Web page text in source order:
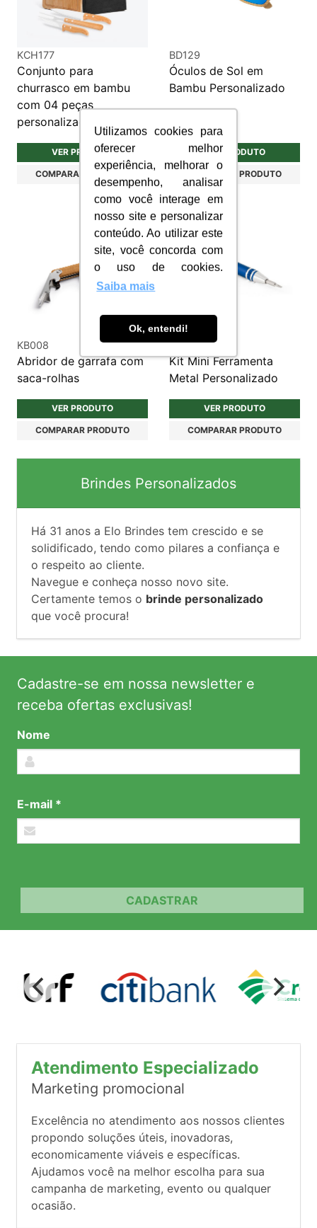
Utilizamos cookies para
oferecer melhor
experiência, melhorar o
desempenho, analisar
como você interage em
nosso site e personalizar
conteúdo. Ao utilizar este
site, você concorda com
o uso de cookies.
Saiba mais
Ok, entendi!
KCH177
Conjunto para
churrasco em bambu
com 04 peças
personalizado
VER PRODUTO
COMPARAR PRODUTO
BD129
Óculos de Sol em
Bambu Personalizado
VER PRODUTO
COMPARAR PRODUTO
KB008
Abridor de garrafa com
saca-rolhas
VER PRODUTO
COMPARAR PRODUTO
FR049
Kit Mini Ferramenta
Metal Personalizado
VER PRODUTO
COMPARAR PRODUTO
Brindes Personalizados
Há 31 anos a Elo Brindes tem crescido e se
solidificado, tendo como pilares a confiança e
o respeito ao cliente.
Navegue e conheça nosso novo site.
Certamente temos o brinde personalizado
que você procura!
Cadastre-se em nossa newsletter e
receba ofertas exclusivas!
Nome
E-mail *
CADASTRAR
Atendimento Especializado
Marketing promocional
Excelência no atendimento aos nossos clientes
propondo soluções úteis, inovadoras,
economicamente viáveis e específicas.
Ajudamos você na melhor escolha para sua
campanha de marketing, evento ou qualquer
ocasião.